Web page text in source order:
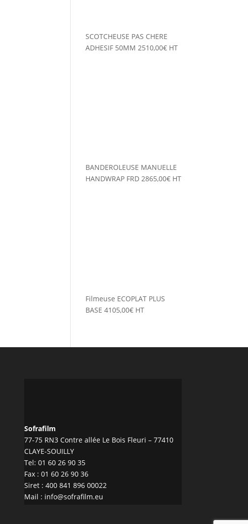
SCOTCHEUSE PAS CHERE
ADHESIF 50MM 2510,00€ HT
BANDEROLEUSE MANUELLE
HANDWRAP FRD 2865,00€ HT
Filmeuse ECOPLAT PLUS
BASE 4105,00€ HT
Sofrafilm
77-75 RN3 Contre allée Le Bois Fleuri – 77410
CLAYE-SOUILLY
Tel: 01 60 26 90 35
Fax : 01 60 26 90 36
Siret : 400 841 896 00022
Mail : info@sofrafilm.eu